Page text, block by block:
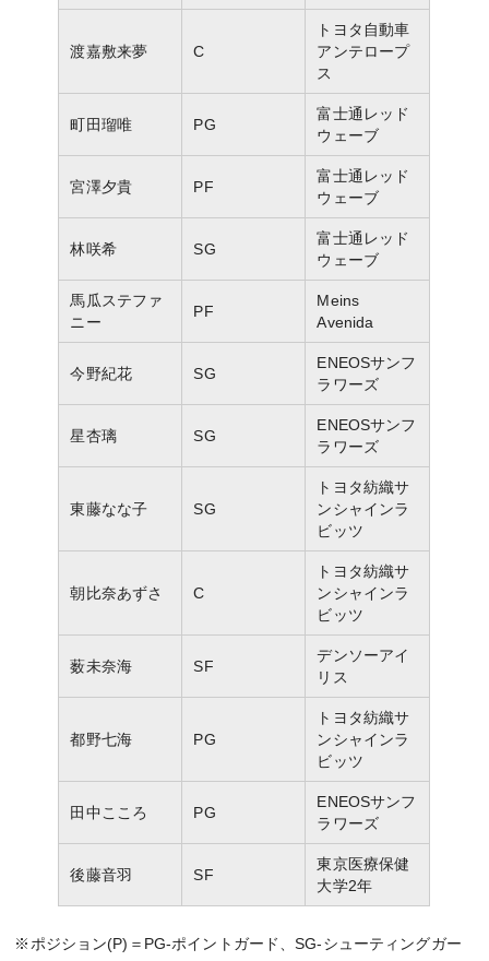
渡嘉敷来夢 C
トヨタ自動車
アンテロープ
ス
町田瑠唯 PG
富士通レッド
ウェーブ
宮澤夕貴 PF
富士通レッド
ウェーブ
林咲希 SG
富士通レッド
ウェーブ
馬瓜ステファ
ニー
PF
Meins
Avenida
今野紀花 SG
ENEOSサンフ
ラワーズ
星杏璃 SG
ENEOSサンフ
ラワーズ
東藤なな子 SG
トヨタ紡織サ
ンシャインラ
ビッツ
朝比奈あずさ C
トヨタ紡織サ
ンシャインラ
ビッツ
薮未奈海 SF
デンソーアイ
リス
都野七海 PG
トヨタ紡織サ
ンシャインラ
ビッツ
田中こころ PG
ENEOSサンフ
ラワーズ
後藤音羽 SF
東京医療保健
大学2年
※ポジション(P)＝PG-ポイントガード、SG-シューティングガー